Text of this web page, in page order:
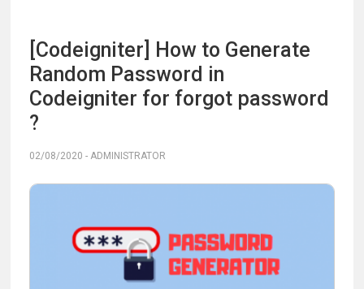
[Codeigniter] How to Generate
Random Password in
Codeigniter for forgot password
?
02/08/2020 - ADMINISTRATOR